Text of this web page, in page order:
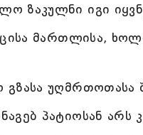
ზაკულნი იგი
მართლისა,
უღმრთოთასა
პატიოსან არს